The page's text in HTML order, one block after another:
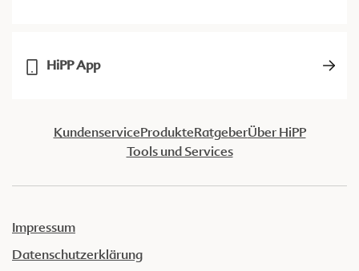
HiPP App
KundenserviceProdukteRatgeberÜber HiPP
Tools und Services
Impressum
Datenschutzerklärung